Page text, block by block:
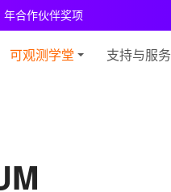
合作伙伴奖项
发者设计，立享强大可观测能力
可观测学堂 支持与服务